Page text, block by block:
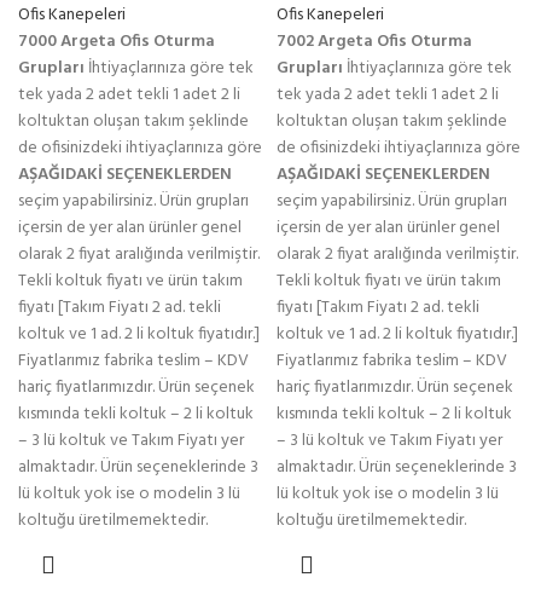
Ofis Kanepeleri
7000 Argeta Ofis Oturma
Grupları İhtiyaçlarınıza göre tek
tek yada 2 adet tekli 1 adet 2 li
koltuktan oluşan takım şeklinde
de ofisinizdeki ihtiyaçlarınıza göre
AŞAĞIDAKİ SEÇENEKLERDEN
seçim yapabilirsiniz. Ürün grupları
içersin de yer alan ürünler genel
olarak 2 fiyat aralığında verilmiştir.
Tekli koltuk fiyatı ve ürün takım
fiyatı [Takım Fiyatı 2 ad. tekli
koltuk ve 1 ad. 2 li koltuk fiyatıdır.]
Fiyatlarımız fabrika teslim – KDV
hariç fiyatlarımızdır. Ürün seçenek
kısmında tekli koltuk – 2 li koltuk
– 3 lü koltuk ve Takım Fiyatı yer
almaktadır. Ürün seçeneklerinde 3
lü koltuk yok ise o modelin 3 lü
koltuğu üretilmemektedir.
Ofis Kanepeleri
7002 Argeta Ofis Oturma
Grupları İhtiyaçlarınıza göre tek
tek yada 2 adet tekli 1 adet 2 li
koltuktan oluşan takım şeklinde
de ofisinizdeki ihtiyaçlarınıza göre
AŞAĞIDAKİ SEÇENEKLERDEN
seçim yapabilirsiniz. Ürün grupları
içersin de yer alan ürünler genel
olarak 2 fiyat aralığında verilmiştir.
Tekli koltuk fiyatı ve ürün takım
fiyatı [Takım Fiyatı 2 ad. tekli
koltuk ve 1 ad. 2 li koltuk fiyatıdır.]
Fiyatlarımız fabrika teslim – KDV
hariç fiyatlarımızdır. Ürün seçenek
kısmında tekli koltuk – 2 li koltuk
– 3 lü koltuk ve Takım Fiyatı yer
almaktadır. Ürün seçeneklerinde 3
lü koltuk yok ise o modelin 3 lü
koltuğu üretilmemektedir.